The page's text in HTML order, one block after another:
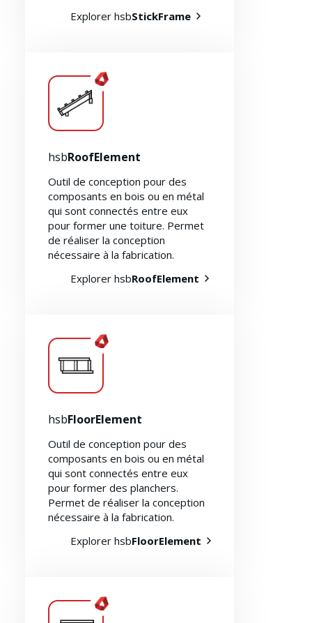
Ressources
Explorer hsbStickFrame
hsbRoofElement
Outil de conception pour des
composants en bois ou en métal
qui sont connectés entre eux
pour former une toiture. Permet
de réaliser la conception
nécessaire à la fabrication.
Explorer hsbRoofElement
hsbFloorElement
Outil de conception pour des
composants en bois ou en métal
qui sont connectés entre eux
pour former des planchers.
Permet de réaliser la conception
nécessaire à la fabrication.
Explorer hsbFloorElement